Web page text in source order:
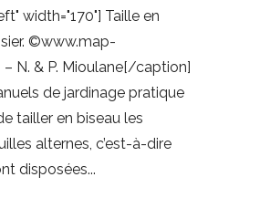
width="170"] Taille en
©www.map-
N. & P. Mioulane[/caption]
de jardinage pratique
tailler en biseau les
alternes, c’est-à-dire
disposées